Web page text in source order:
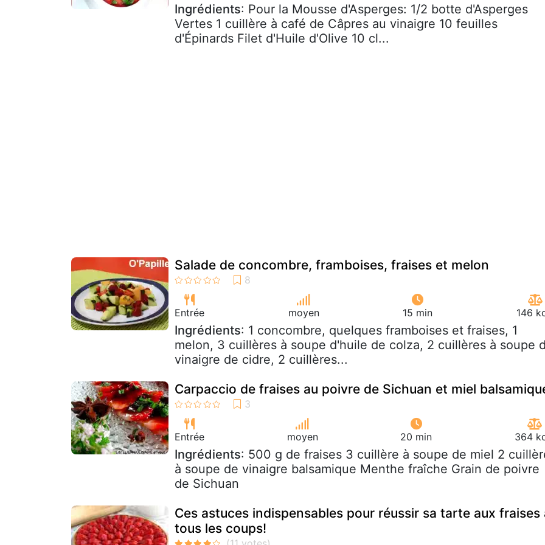
Ingrédients: Pour la Mousse d'Asperges: 1/2 botte d'Asperges
Vertes 1 cuillère à café de Câpres au vinaigre 10 feuilles
d'Épinards Filet d'Huile d'Olive 10 cl...
Salade de concombre, framboises, fraises et melon
Entrée moyen 15 min 146
Ingrédients: 1 concombre, quelques framboises et fraises, 1
melon, 3 cuillères à soupe d'huile de colza, 2 cuillères à soupe
vinaigre de cidre, 2 cuillères...
Carpaccio de fraises au poivre de Sichuan et miel
Entrée moyen 20 min 364
Ingrédients: 500 g de fraises 3 cuillère à soupe de miel 2
à soupe de vinaigre balsamique Menthe fraîche Grain de poivre
de Sichuan
Ces astuces indispensables pour réussir sa tarte aux fraises
tous les coups!